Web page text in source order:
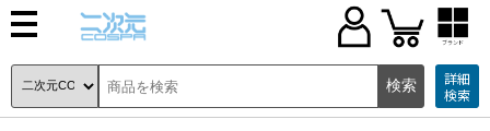
ブランド
詳細
検索